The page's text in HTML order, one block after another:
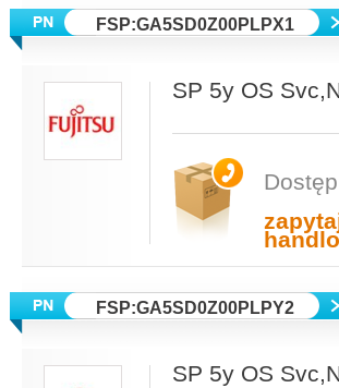
FSP:GA5SD0Z00PLPX1
SP 5y OS
FSP:GA5SD0Z00PLPY2
SP 5y OS